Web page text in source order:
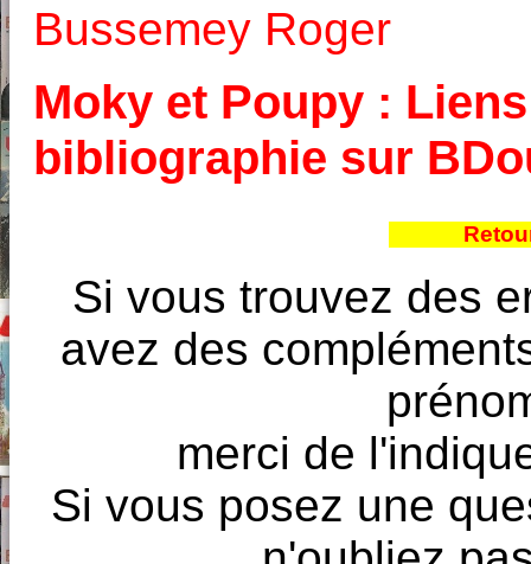
Bussemey Roger
Moky et Poupy :
bibliographie sur
Si vous trouvez des
avez des
merci de
Si vous posez une